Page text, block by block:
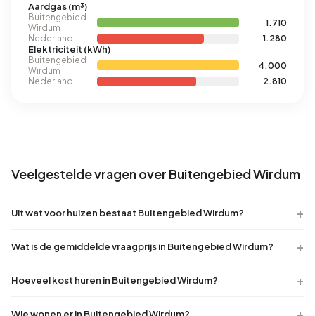
Aardgas (m³)
Buitengebied
Wirdum
1.710
Nederland
1.280
Elektriciteit (kWh)
Buitengebied
Wirdum
4.000
Nederland
2.810
Veelgestelde vragen over Buitengebied Wirdum
Uit wat voor huizen bestaat Buitengebied Wirdum?
Wat is de gemiddelde vraagprijs in Buitengebied Wirdum?
Hoeveel kost huren in Buitengebied Wirdum?
Wie wonen er in Buitengebied Wirdum?